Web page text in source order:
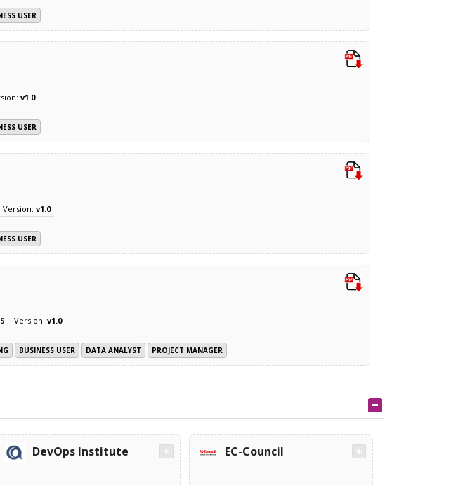
USER
v1.0
USER
Version: v1.0
USER
Version: v1.0
BUSINESS USER DATA ANALYST PROJECT MANAGER
DevOps Institute EC-Council